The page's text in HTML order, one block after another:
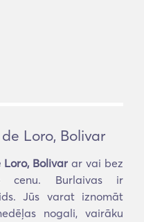
Loro, Bolivar
Bolivar ar vai bez
cenu. Burlaivas ir
Jūs varat iznomāt
nogali, vairāku